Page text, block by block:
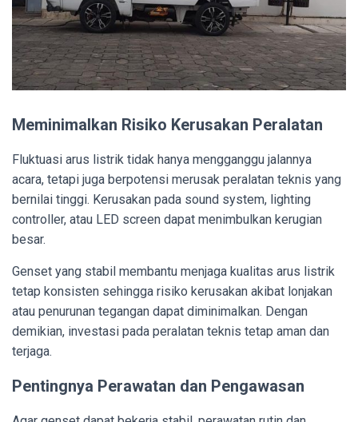
Meminimalkan Risiko Kerusakan Peralatan
Fluktuasi arus listrik tidak hanya mengganggu jalannya
acara, tetapi juga berpotensi merusak peralatan teknis yang
bernilai tinggi. Kerusakan pada sound system, lighting
controller, atau LED screen dapat menimbulkan kerugian
besar.
Genset yang stabil membantu menjaga kualitas arus listrik
tetap konsisten sehingga risiko kerusakan akibat lonjakan
atau penurunan tegangan dapat diminimalkan. Dengan
demikian, investasi pada peralatan teknis tetap aman dan
terjaga.
Pentingnya Perawatan dan Pengawasan